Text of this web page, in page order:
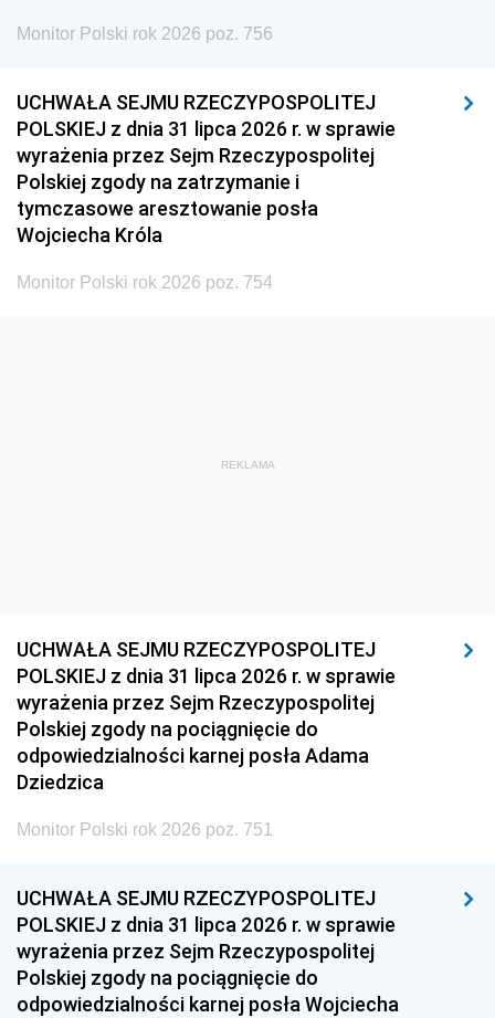
Monitor Polski rok 2026 poz. 756
UCHWAŁA SEJMU RZECZYPOSPOLITEJ
POLSKIEJ z dnia 31 lipca 2026 r. w sprawie
wyrażenia przez Sejm Rzeczypospolitej
Polskiej zgody na zatrzymanie i
tymczasowe aresztowanie posła
Wojciecha Króla
Monitor Polski rok 2026 poz. 754
REKLAMA
UCHWAŁA SEJMU RZECZYPOSPOLITEJ
POLSKIEJ z dnia 31 lipca 2026 r. w sprawie
wyrażenia przez Sejm Rzeczypospolitej
Polskiej zgody na pociągnięcie do
odpowiedzialności karnej posła Adama
Dziedzica
Monitor Polski rok 2026 poz. 751
UCHWAŁA SEJMU RZECZYPOSPOLITEJ
POLSKIEJ z dnia 31 lipca 2026 r. w sprawie
wyrażenia przez Sejm Rzeczypospolitej
Polskiej zgody na pociągnięcie do
odpowiedzialności karnej posła Wojciecha